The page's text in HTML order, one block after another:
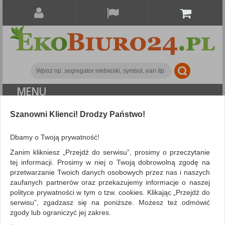
MENU
ALL CATEGORIES
FILTRY
Search
NIE ZNALEZIONO PRODUKTÓW
Nie odnaleziono produktów wg przyjętych kryteriów
PODPOWIEDZI
Szanowni Klienci! Drodzy Państwo!
Dbamy o Twoją prywatność!
Zanim klikniesz „Przejdź do serwisu”, prosimy o przeczytanie
tej informacji. Prosimy w niej o Twoją dobrowolną zgodę na
przetwarzanie Twoich danych osobowych przez nas i naszych
zaufanych partnerów oraz przekazujemy informacje o naszej
polityce prywatności w tym o tzw. cookies. Klikając „Przejdź do
serwisu”, zgadzasz się na poniższe. Możesz też odmówić
zgody lub ograniczyć jej zakres.